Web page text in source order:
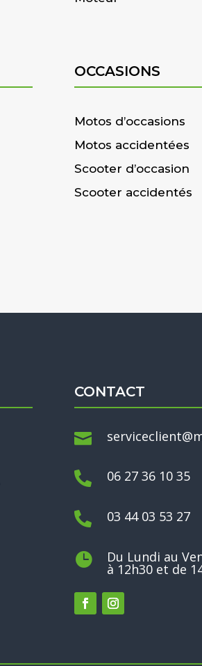
OCCASIONS
Motos d’occasions
Motos accidentées
Scooter d’occasion
Scooter accidentés
CONTACT

 06 27 36 10 35
 03 44 03 53 27
 Du Lundi au
à 12h30 et de